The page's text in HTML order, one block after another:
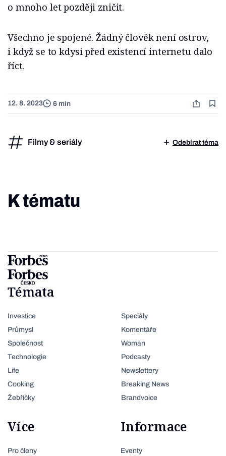
o mnoho let později zničit.
Všechno je spojené. Žádný člověk není ostrov,
i když se to kdysi před existencí internetu dalo
říct.
12. 8. 2023 6 min
Filmy & seriály Odebírat téma
K tématu
Témata
Investice
Průmysl
Společnost
Technologie
Life
Cooking
Žebříčky
Speciály
Komentáře
Woman
Podcasty
Newslettery
Breaking News
Brandvoice
Více
Pro členy
Informace
Eventy